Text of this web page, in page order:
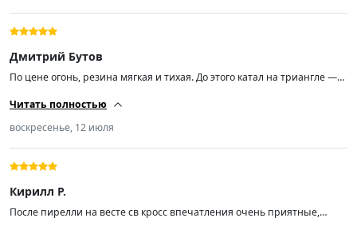
Дмитрий Бутов
По цене огонь, резина мягкая и тихая. До этого катал на триангле —
покрышка приехала бракованная, штамповка там задом наперед
все ок, но при заказе лучше смотреть на рисунок протектора, чтобы
не попасть в такую же ситуацию.
Читать полностью
воскресенье, 12 июля
Кирилл Р.
После пирелли на весте св кросс впечатления очень приятные,